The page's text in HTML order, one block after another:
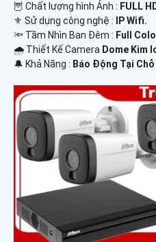
🦉 Chất lượng hình Ảnh : FULL
⚜️ Sử dụng công nghệ :
IP Wifi.
🔦 Tầm Nhìn Ban Đêm : Full
🌧️ Thiết Kế Camera Dome Kim
️🔔 Khả Năng : Báo Động Tại Chỗ